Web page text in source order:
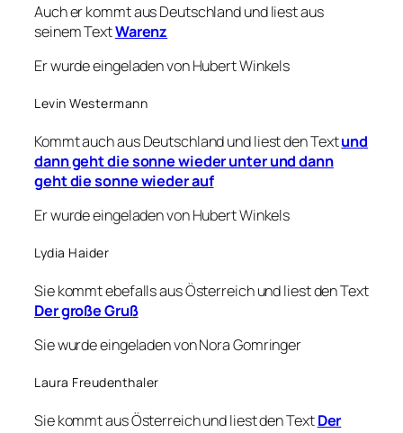
Auch er kommt aus Deutschland und liest aus
seinem TextWarenz
Er wurde eingeladen von Hubert Winkels
Levin Westermann
Kommt auch aus Deutschland und liest den Textund
dann geht die sonne wieder unter und dann
geht die sonne wieder auf
Er wurde eingeladen von Hubert Winkels
Lydia Haider
Sie kommt ebefalls aus Österreich und liest den Text
Der große Gruß
Sie wurde eingeladen von Nora Gomringer
Laura Freudenthaler
Sie kommt aus Österreich und liest den TextDer